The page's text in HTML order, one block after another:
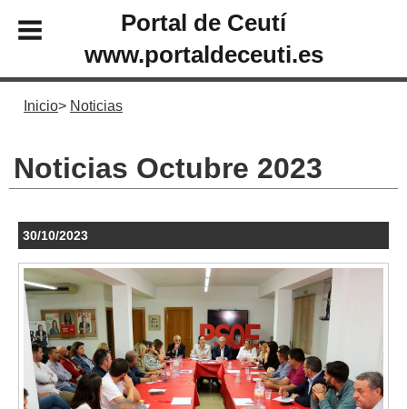
Portal de Ceutí
www.portaldeceuti.es
Inicio Noticias
Noticias Octubre 2023
30/10/2023